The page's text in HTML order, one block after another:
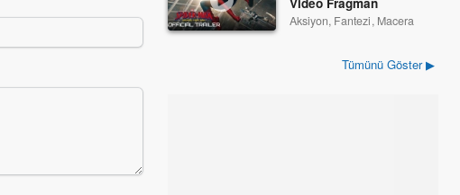
Aksiyon, Fantezi, Macera
Tümünü Göster ▶